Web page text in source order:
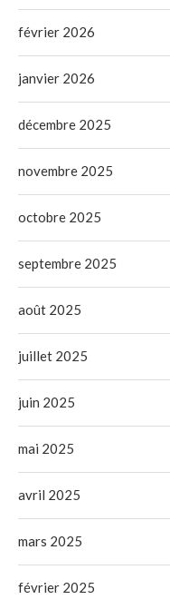
février 2026
janvier 2026
décembre 2025
novembre 2025
octobre 2025
septembre 2025
août 2025
juillet 2025
juin 2025
mai 2025
avril 2025
mars 2025
février 2025